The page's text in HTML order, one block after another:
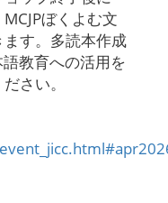
MCJPぼくよむ文
す。多読本作成
教育への活用を
さい。